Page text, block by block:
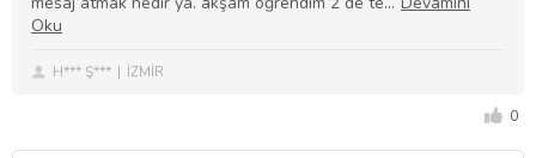
H*** Ş*** İZMİR
0